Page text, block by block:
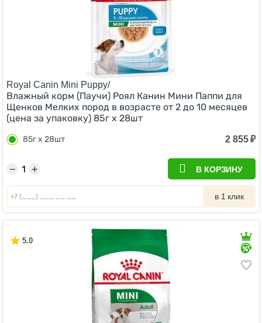
Royal Canin Mini Puppy/
Влажный корм (Паучи) Роял Канин Мини Паппи для
Щенков Мелких пород в возрасте от 2 до 10 месяцев
(цена за упаковку) 85г х 28шт
85г х 28шт 2 855₽
+
− В КОРЗИНУ
в 1 клик
5.0